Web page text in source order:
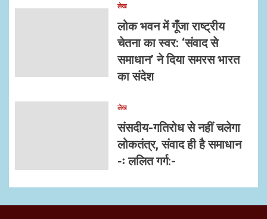
लेख
लोक भवन में गूँजा राष्ट्रीय
चेतना का स्वर: ‘संवाद से
समाधान’ ने दिया समरस भारत
का संदेश
लेख
संसदीय-गतिरोध से नहीं चलेगा
लोकतंत्र, संवाद ही है समाधान
-ः ललित गर्ग:-